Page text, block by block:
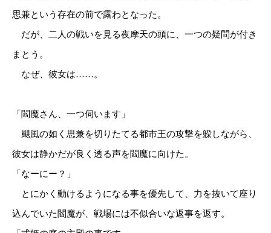
思兼という存在の前で露わとなった。
だが、二人の戦いを見る夜摩天の頭に、一つの疑問が付き
まとう。
なぜ、彼女は……。
「閻魔さん、一つ伺います」
颶風の如く思兼を切りたてる都市王の攻撃を躱しながら、
彼女は静かだが良く透る声を閻魔に向けた。
「なーにー？」
とにかく動けるようになる事を優先して、力を抜いて座り
込んでいた閻魔が、戦場には不似合いな返事を返す。